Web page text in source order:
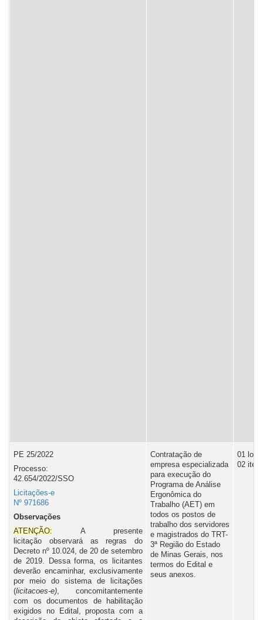
PE 25/2022
Processo:
42.654/2022/SSO
Licitações-e
Nº 971686
Observações
ATENÇÃO: A presente
licitação observará as regras do
Decreto nº 10.024, de 20 de setembro
de 2019. Dessa forma, os licitantes
deverão encaminhar, exclusivamente
por meio do sistema de licitações
(licitacoes-e) , concomitantemente
com os documentos de habilitação
exigidos no Edital, proposta com a
Contratação de
empresa especializada
para execução do
Programa de Análise
Ergonômica do
Trabalho (AET) em
todos os postos de
trabalho dos servidores
e magistrados do TRT-
3ª Região do Estado
de Minas Gerais, nos
termos do Edital e
seus anexos.
01 lote,
02